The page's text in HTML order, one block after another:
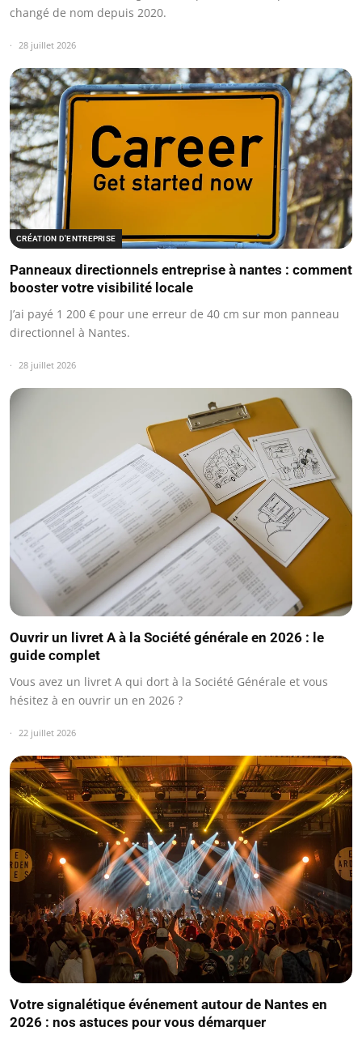
changé de nom depuis 2020.
28 juillet 2026
CRÉATION D'ENTREPRISE
Panneaux directionnels entreprise à nantes : comment
booster votre visibilité locale
J’ai payé 1 200 € pour une erreur de 40 cm sur mon panneau
directionnel à Nantes.
28 juillet 2026
Ouvrir un livret A à la Société générale en 2026 : le
guide complet
Vous avez un livret A qui dort à la Société Générale et vous
hésitez à en ouvrir un en 2026 ?
22 juillet 2026
Votre signalétique événement autour de Nantes en
2026 : nos astuces pour vous démarquer